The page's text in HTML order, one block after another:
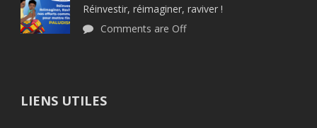
Réinvestir, réimaginer, raviver !
Comments are Off
LIENS UTILES